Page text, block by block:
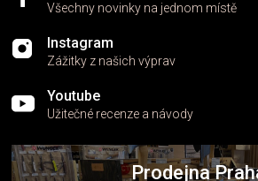
Všechny novinky na jednom místě
Instagram
Zážitky z našich výprav
Youtube
Užitečné recenze a návody
Prodejna